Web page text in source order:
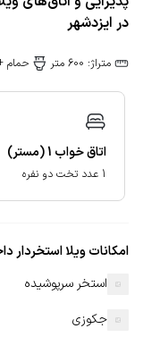
در ایزدشهر
متراژ: 600 متر حمام
اتاق خواب 1(مستر)
1 عدد تخت دو نفره
امکانات ویلا
استخر سرپوشیده
جکوزی